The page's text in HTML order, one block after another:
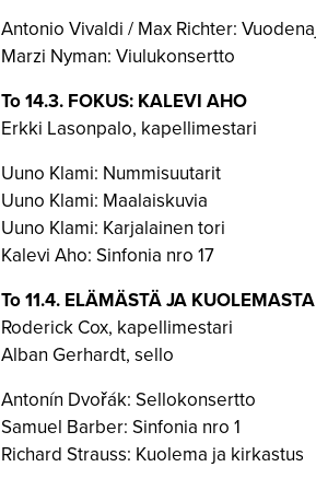
Antonio Vivaldi / Max Richter:
Marzi Nyman: Viulukonsertto
To 14.3. FOKUS: KALEVI AHO
Erkki Lasonpalo, kapellimestari
Uuno Klami: Nummisuutarit
Uuno Klami: Maalaiskuvia
Uuno Klami: Karjalainen tori
Kalevi Aho: Sinfonia nro 17
To 11.4. ELÄMÄSTÄ JA KUOLEMASTA
Roderick Cox, kapellimestari
Alban Gerhardt, sello
Antonín Dvořák: Sellokonsertto
Samuel Barber: Sinfonia nro 1
Richard Strauss: Kuolema ja kirkastus